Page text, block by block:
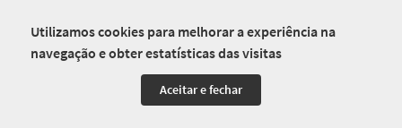
Utilizamos cookies para melhorar a experiência na
navegação e obter estatísticas das visitas
Aceitar e fechar